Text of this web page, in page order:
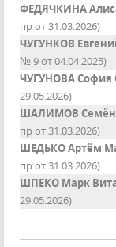
ФЕДЯЧКИНА
пр от 31.03.2026)
ЧУГУНКОВ
№ 9 от 04.04.2025)
ЧУГУНОВА София
29.05.2026)
ШАЛИМОВ Семён
пр от 31.03.2026)
ШЕДЬКО Артём
пр от 31.03.2026)
ШПЕКО Марк
29.05.2026)